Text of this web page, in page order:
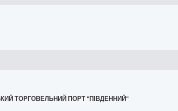
ТОРГОВЕЛЬНИЙ ПОРТ "ПІВДЕННИЙ"